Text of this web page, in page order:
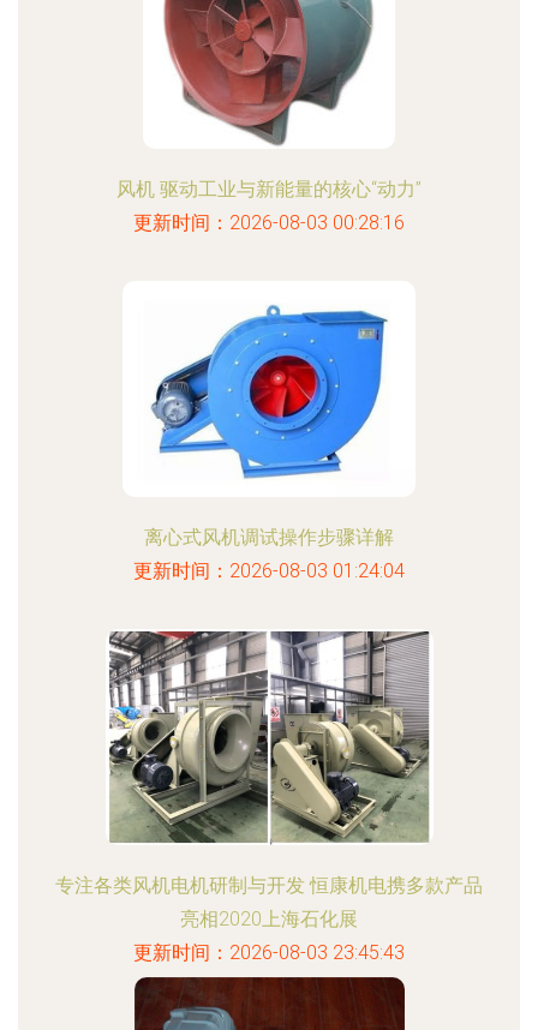
风机 驱动工业与新能量的核心“动力”
更新时间：2026-08-03 00:28:16
离心式风机调试操作步骤详解
更新时间：2026-08-03 01:24:04
专注各类风机电机研制与开发 恒康机电携多款产品
亮相2020上海石化展
更新时间：2026-08-03 23:45:43